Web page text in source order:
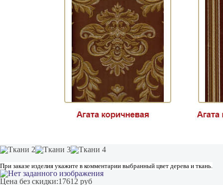
При заказе изделия укажите в комментарии выбранный цвет дерева и ткань.
Цена без скидки:17612 руб